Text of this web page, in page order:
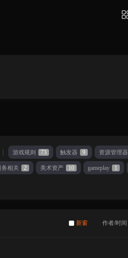
游戏规则 73 触发器 9 资源管理器
相关 2 美术资产 10 gameplay 1
新窗 作者/时间